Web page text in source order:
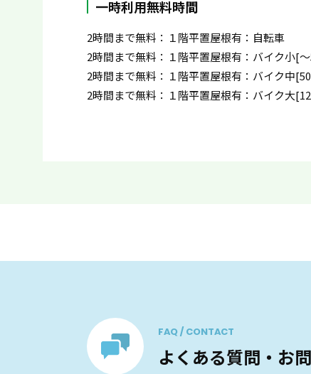
一時利用無料時間
2時間まで無料：１階平置屋根有：自転車
2時間まで無料：１階平置屋根有：バイク小[
2時間まで無料：１階平置屋根有：バイク中
2時間まで無料：１階平置屋根有：バイク大
FAQ / CONTACT
よくある質問・お